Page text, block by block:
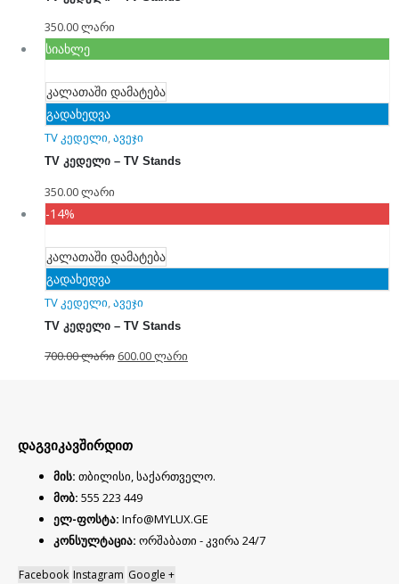
350.00ლარი
სიახლე
კალათაში დამატება
გადახედვა
TV კედელი,ავეჯი
TV კედელი – TV Stands
350.00ლარი
-14%
კალათაში დამატება
გადახედვა
TV კედელი ავეჯი
TV კედელი – TV Stands
700.00ლარი 600.00ლარი
დაგვიკავშირდით
მის: თბილისი, საქართველო.
მობ: 555 223 449
ელ-ფოსტა: Info@MYLUX.GE
კონსულტაცია: ორშაბათი - კვირა 24/7
Facebook Instagram Google +